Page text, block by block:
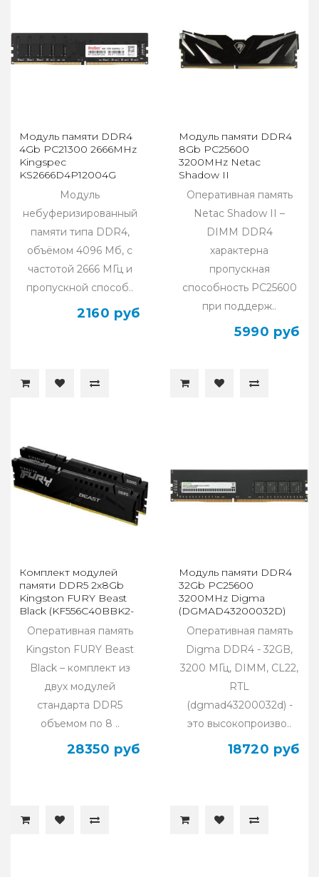
Модуль памяти DDR4
4Gb PC21300 2666MHz
Kingspec
KS2666D4P12004G
Модуль
небуферизированный
памяти типа DDR4,
объёмом 4096 Мб, c
частотой 2666 МГц и
пропускной способ..
2160 руб
Модуль памяти DDR4
8Gb PC25600
3200MHz Netac
Shadow II
NTSWD4P32SP-08K
Black, с радиатором
Оперативная память
Netac Shadow II –
DIMM DDR4
характерна
пропускная
способность PC25600
при поддерж..
5990 руб
Комплект модулей
памяти DDR5 2x8Gb
Kingston FURY Beast
Black (KF556C40BBK2-
16)
Оперативная память
Kingston FURY Beast
Black – комплект из
двух модулей
стандарта DDR5
объемом по 8 ..
28350 руб
Модуль памяти DDR4
32Gb PC25600
3200MHz Digma
(DGMAD43200032D)
Оперативная память
Digma DDR4 - 32GB,
3200 МГц, DIMM, CL22,
RTL
(dgmad43200032d) -
это высокопроизво..
18720 руб